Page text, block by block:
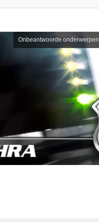
Onbeantwoorde onderwerpen